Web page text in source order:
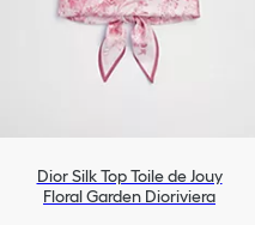
Dior Silk Top Toile de Jouy
Floral Garden Dioriviera